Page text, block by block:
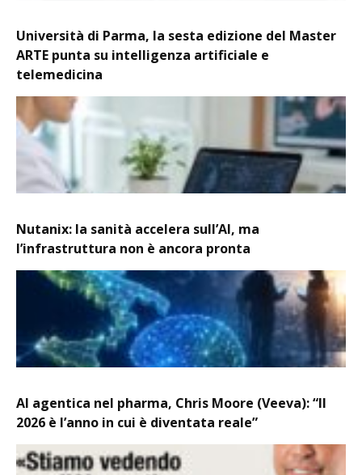
Università di Parma, la sesta edizione del Master
ARTE punta su intelligenza artificiale e
telemedicina
Nutanix: la sanità accelera sull’AI, ma
l’infrastruttura non è ancora pronta
AI agentica nel pharma, Chris Moore (Veeva): “Il
2026 è l’anno in cui è diventata reale”